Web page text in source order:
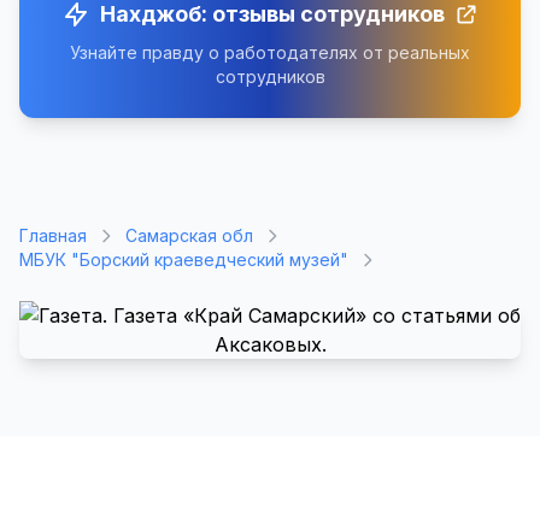
Нахджоб: отзывы сотрудников
Узнайте правду о работодателях от реальных
сотрудников
Главная
Самарская обл
МБУК "Борский краеведческий музей"